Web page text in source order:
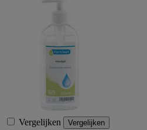
Vergelijken Vergelijken